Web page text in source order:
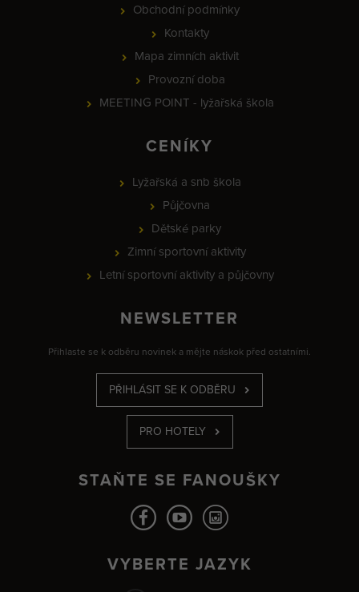
Obchodní podmínky
Kontakty
Mapa zimních aktivit
Provozní doba
MEETING POINT - lyžařská škola
CENÍKY
Lyžařská a snb škola
Půjčovna
Dětské parky
Zimní sportovní aktivity
Letní sportovní aktivity a půjčovny
NEWSLETTER
Přihlaste se k odběru novinek a mějte náskok před ostatními.
PŘIHLÁSIT SE K ODBĚRU
PRO HOTELY
STAŇTE SE FANOUŠKY
VYBERTE JAZYK